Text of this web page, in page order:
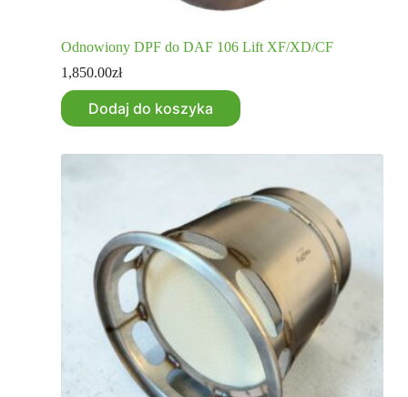
Odnowiony DPF do DAF 106 Lift XF/XD/CF
1,850.00zł
Dodaj do koszyka